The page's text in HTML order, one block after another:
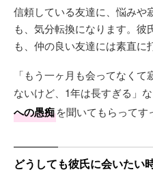
信頼している友達に、悩みや
も、気分転換になります。
も、仲の良い友達には素直に
「もう一ヶ月も会ってなく
ないけど、1年は長すぎる」な
への愚痴を聞いてもらってす
どうしても彼氏に会いたい